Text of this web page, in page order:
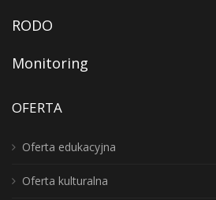
RODO
Monitoring
OFERTA
Oferta edukacyjna
Oferta kulturalna